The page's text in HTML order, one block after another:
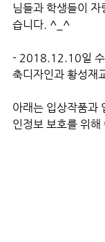
님들과 학생들이
습니다. ^_^
- 2018.12.10일 수
축디자인과 황성재
아래는 입상작품과
인정보 보호를 위해